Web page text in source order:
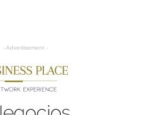
- Advertisement -